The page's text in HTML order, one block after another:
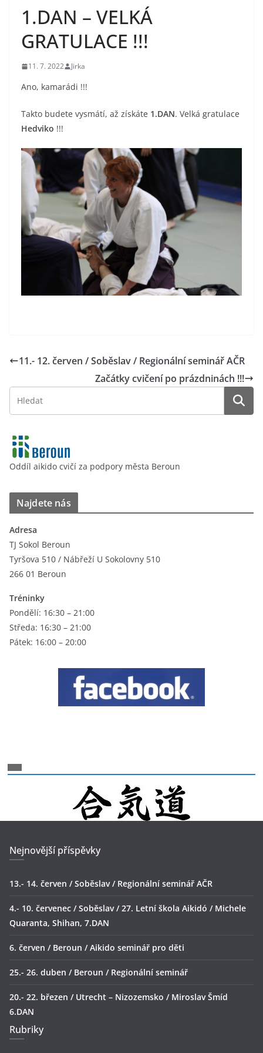
1.DAN – VELKÁ
GRATULACE !!!
11. 7. 2022 Jirka
Ano, kamarádi !!!
Takto budete vysmátí, až získáte 1.DAN. Velká gratulace
Hedviko !!!
11.- 12. červen / Soběslav / Regionální seminář AČR
Začátky cvičení po prázdninách !!!
Oddíl aikido cvičí za podpory města Beroun
Najdete nás
Adresa
TJ Sokol Beroun
Tyršova 510 / Nábřeží U Sokolovny 510
266 01 Beroun
Tréninky
Pondělí: 16:30 – 21:00
Středa: 16:30 – 21:00
Pátek: 16:00 – 20:00
Nejnovější příspěvky
13.- 14. červen / Soběslav / Regionální seminář AČR
4.- 10. červenec / Soběslav / 27. Letní škola Aikidó / Michele
Quaranta, Shihan, 7.DAN
6. červen / Beroun / Aikido seminář pro děti
25.- 26. duben / Beroun / Regionální seminář
20.- 22. březen / Utrecht – Nizozemsko / Miroslav Šmíd
6.DAN
Rubriky